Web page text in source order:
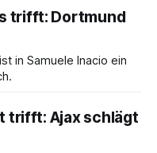
trifft: Dortmund
in Samuele Inacio ein
trifft: Ajax schlägt